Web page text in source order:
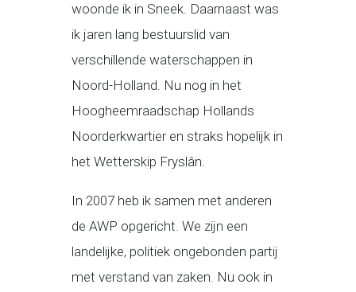
woonde ik in Sneek. Daarnaast was
ik jaren lang bestuurslid van
verschillende waterschappen in
Noord-Holland. Nu nog in het
Hoogheemraadschap Hollands
Noorderkwartier en straks hopelijk in
het Wetterskip Fryslân.
In 2007 heb ik samen met anderen
de AWP opgericht. We zijn een
landelijke, politiek ongebonden partij
met verstand van zaken. Nu ook in